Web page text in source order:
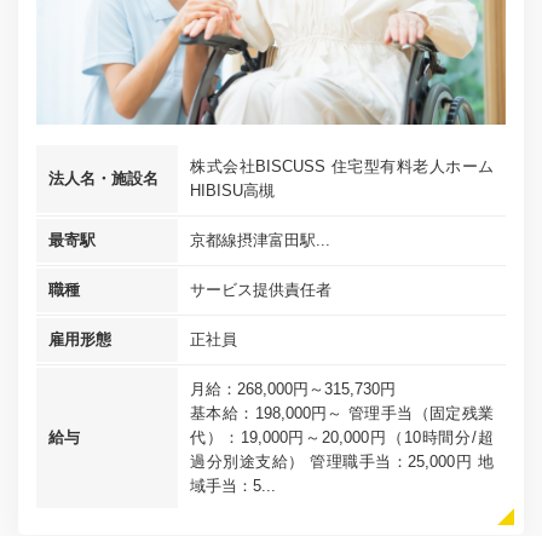
法人名・施設名
株式会社BISCUSS 住宅型有料老人ホーム
HIBISU高槻
最寄駅 京都線摂津富田駅...
職種 サービス提供責任者
雇用形態 正社員
給与
月給：268,000円～315,730円
基本給：198,000円～ 管理手当（固定残業
代）：19,000円～20,000円（10時間分/超
過分別途支給） 管理職手当：25,000円 地
域手当：5...